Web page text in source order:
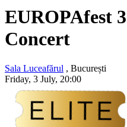
EUROPAfest
Concert
Sala Luceafărul , București
Friday, 3 July, 20:00